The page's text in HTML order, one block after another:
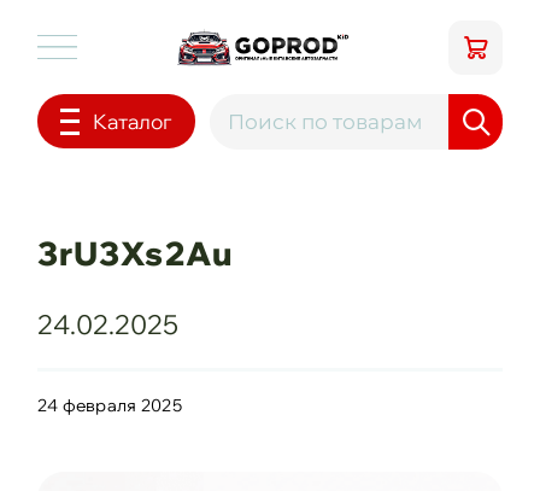
Каталог
3rU3Xs2Au
24.02.2025
24 февраля 2025